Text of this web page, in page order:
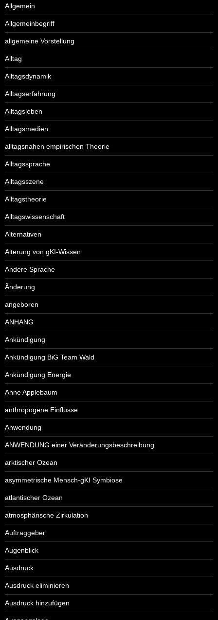
Allgemein
Allgemeinbegriff
allgemeine Vorstellung
Alltag
Alltagsdynamik
Alltagserfahrung
Alltagsleben
Alltagsmedien
alltagsnahen empirischen Theorie
Alltagssprache
Alltagsszene
Alltagstheorie
Alltagswissenschaft
Alternativen
Alterung von gKI-Wissen
Andere Sprache
Änderung
angeboren
ANHANG
Ankündigung
Ankündigung BiG Team Wald
Ankündigung Energie
Anne Applebaum
anthropogene Einflüsse
Anwendung
ANWENDUNG einer Veränderungsbeschreibung
arktischer Ozean
asymmetrische Mensch-gKI Symbiose
atlantischer Ozean
atmosphärische Zirkulation
Auftraggeber
Augenblick
Ausdruck
Ausdruck eliminieren
Ausdruck hinzufügen